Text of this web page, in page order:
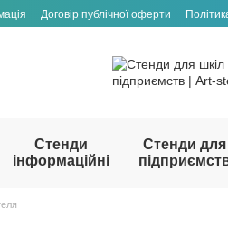
Договір публічної оферти
Стенди
інформаційні
Стенди для